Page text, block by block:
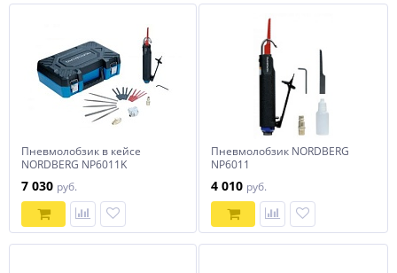
Пневмолобзик в кейсе
NORDBERG NP6011K
7 030 руб.
Пневмолобзик NORDBERG
NP6011
4 010 руб.